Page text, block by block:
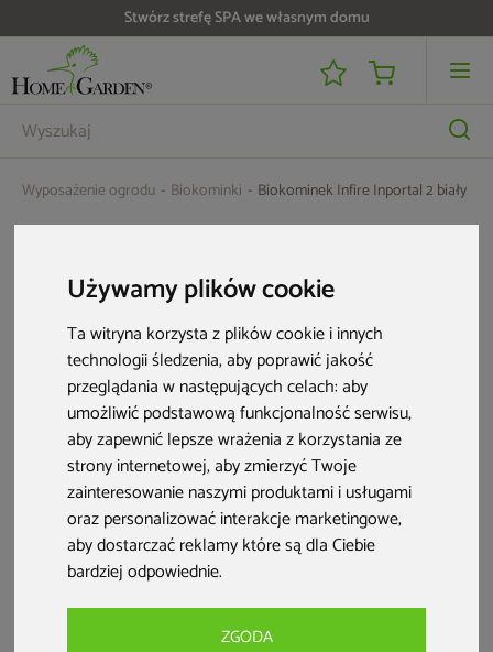
Używamy plików cookie
Ta witryna korzysta z plików cookie i innych
technologii śledzenia, aby poprawić jakość
przeglądania w następujących celach:aby
umożliwić podstawową funkcjonalność serwisu,
aby zapewnić lepsze wrażenia z korzystania ze
strony internetowej,aby zmierzyć Twoje
zainteresowanie naszymi produktami i usługami
oraz personalizować interakcje marketingowe,
aby dostarczać reklamy które są dla Ciebie
bardziej odpowiednie.
ZGODA
Stwórz strefę SPA we własnym domu
Wyposażenie ogrodu Biokominki Biokominek Infire Inportal 2 biały